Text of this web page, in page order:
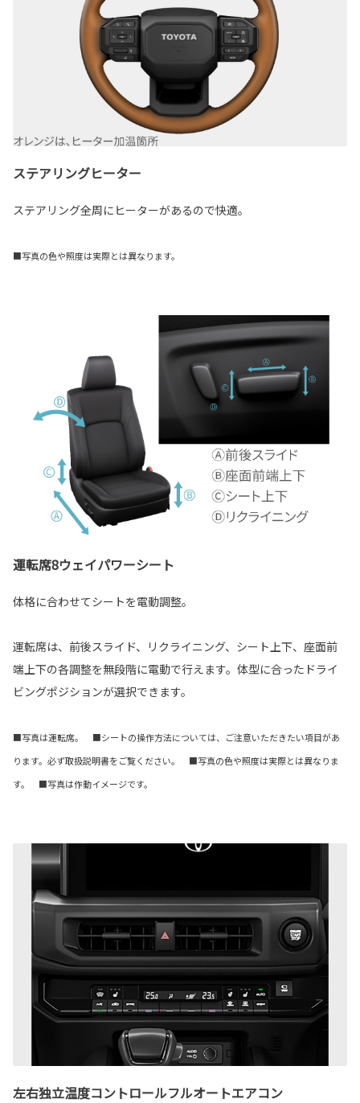
ステアリングヒーター
ステアリング全周にヒーターがあるので快適。
■写真の色や照度は実際とは異なります。
運転席8ウェイパワーシート
体格に合わせてシートを電動調整。
運転席は、前後スライド、リクライニング、シート上下、座面前
端上下の各調整を無段階に電動で行えます。体型に合ったドライ
ビングポジションが選択できます。
■写真は運転席。 ■シートの操作方法については、ご注意いただきたい項目があ
ります。必ず取扱説明書をご覧ください。 ■写真の色や照度は実際とは異なりま
す。 ■写真は作動イメージです。
左右独立温度コントロールフルオートエアコン